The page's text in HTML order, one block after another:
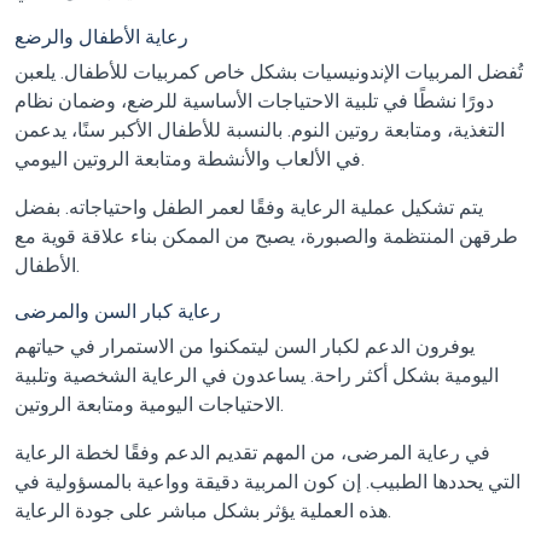
رعاية الأطفال والرضع
تُفضل المربيات الإندونيسيات بشكل خاص كمربيات للأطفال. يلعبن
دورًا نشطًا في تلبية الاحتياجات الأساسية للرضع، وضمان نظام
التغذية، ومتابعة روتين النوم. بالنسبة للأطفال الأكبر سنًا، يدعمن
في الألعاب والأنشطة ومتابعة الروتين اليومي.
يتم تشكيل عملية الرعاية وفقًا لعمر الطفل واحتياجاته. بفضل
طرقهن المنتظمة والصبورة، يصبح من الممكن بناء علاقة قوية مع
الأطفال.
رعاية كبار السن والمرضى
يوفرون الدعم لكبار السن ليتمكنوا من الاستمرار في حياتهم
اليومية بشكل أكثر راحة. يساعدون في الرعاية الشخصية وتلبية
الاحتياجات اليومية ومتابعة الروتين.
في رعاية المرضى، من المهم تقديم الدعم وفقًا لخطة الرعاية
التي يحددها الطبيب. إن كون المربية دقيقة وواعية بالمسؤولية في
هذه العملية يؤثر بشكل مباشر على جودة الرعاية.